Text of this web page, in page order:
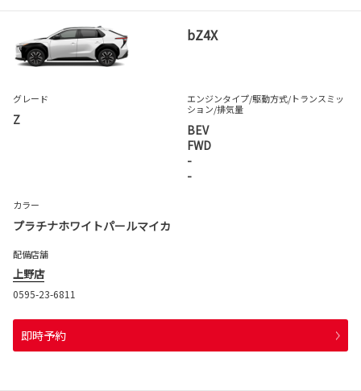
bZ4X
グレード
Z
エンジンタイプ/駆動方式/トランスミッ
ション/排気量
BEV
FWD
-
-
カラー
プラチナホワイトパールマイカ
配備店舗
上野店
0595-23-6811
即時予約